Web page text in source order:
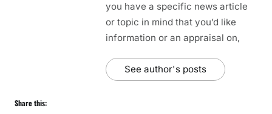
you have a specific news article
or topic in mind that you’d like
information or an appraisal on,
See author's posts
Share this: